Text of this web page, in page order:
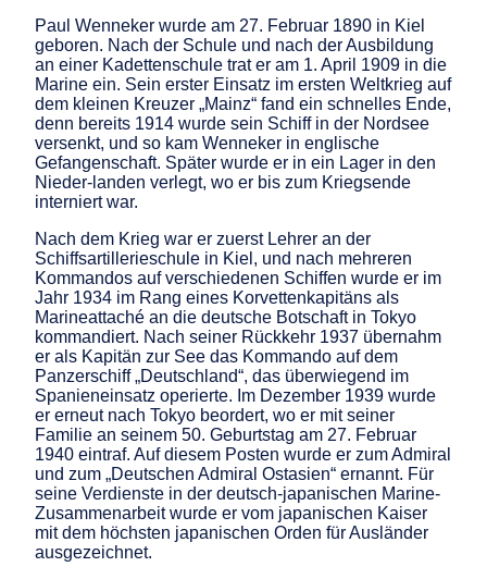
Paul Wenneker wurde am 27. Februar 1890 in Kiel
geboren. Nach der Schule und nach der Ausbildung
an einer Kadettenschule trat er am 1. April 1909 in die
Marine ein. Sein erster Einsatz im ersten Weltkrieg auf
dem kleinen Kreuzer „Mainz“ fand ein schnelles Ende,
denn bereits 1914 wurde sein Schiff in der Nordsee
versenkt, und so kam Wenneker in englische
Gefangenschaft. Später wurde er in ein Lager in den
Nieder-landen verlegt, wo er bis zum Kriegsende
interniert war.
Nach dem Krieg war er zuerst Lehrer an der
Schiffsartillerieschule in Kiel, und nach mehreren
Kommandos auf verschiedenen Schiffen wurde er im
Jahr 1934 im Rang eines Korvettenkapitäns als
Marineattaché an die deutsche Botschaft in Tokyo
kommandiert. Nach seiner Rückkehr 1937 übernahm
er als Kapitän zur See das Kommando auf dem
Panzerschiff „Deutschland“, das überwiegend im
Spanieneinsatz operierte. Im Dezember 1939 wurde
er erneut nach Tokyo beordert, wo er mit seiner
Familie an seinem 50. Geburtstag am 27. Februar
1940 eintraf. Auf diesem Posten wurde er zum Admiral
und zum „Deutschen Admiral Ostasien“ ernannt. Für
seine Verdienste in der deutsch-japanischen Marine-
Zusammenarbeit wurde er vom japanischen Kaiser
mit dem höchsten japanischen Orden für Ausländer
ausgezeichnet.